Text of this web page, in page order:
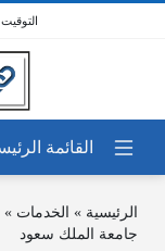
الرئيسية » الخدمات »
جامعة الملك سعود